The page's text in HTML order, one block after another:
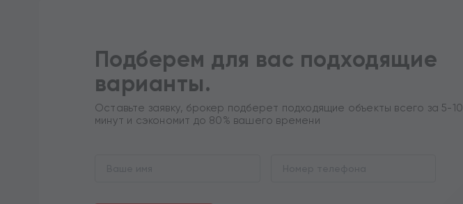
Подберем для вас подходящие
варианты.
Оставьте заявку, брокер подберет подходящие объекты всего за 5-10
минут и сэкономит до 80% вашего времени